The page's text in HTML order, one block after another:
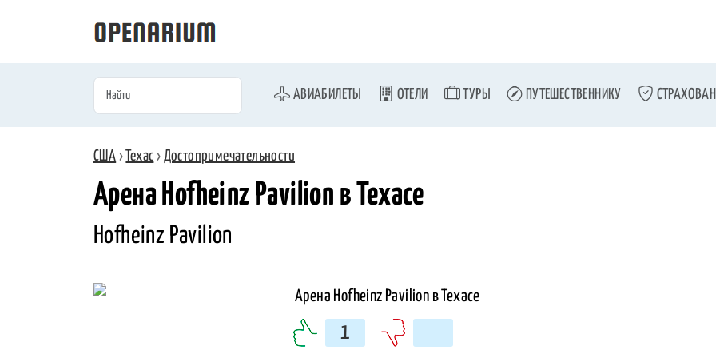
АВИАБИЛЕТЫ ОТЕЛИ ТУРЫ ПУТЕШЕСТВЕННИКУ
США › Техас › Достопримечательности
Арена Hofheinz Pavilion в Техасе
Hofheinz Pavilion
1